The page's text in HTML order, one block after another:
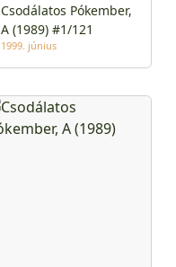
Csodálatos Pókember,
A (1989) #1/121
1999. június